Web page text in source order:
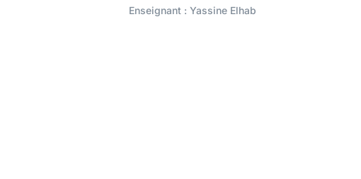
Enseignant : Yassine Elhab